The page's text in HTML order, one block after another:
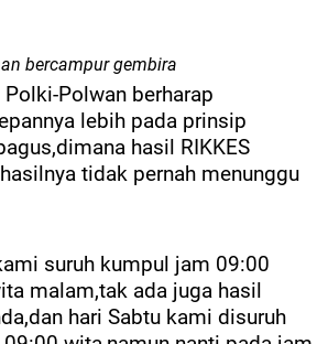
bercampur gembira
Polwan berharap
lebih pada prinsip
hasil RIKKES
tidak pernah menunggu
suruh kumpul jam 09:00
malam,tak ada juga hasil
hari Sabtu kami disuruh